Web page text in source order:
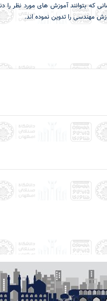
که بتوانند آموزش های مورد نظر را
مهندسی را تدوین نموده اند.